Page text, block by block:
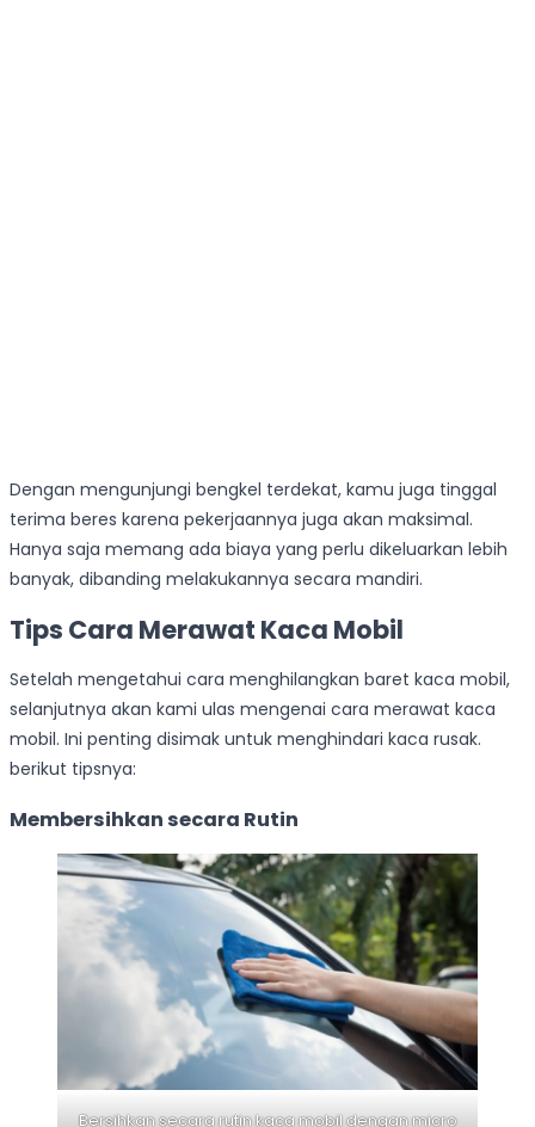
Dengan mengunjungi bengkel terdekat, kamu juga tinggal
terima beres karena pekerjaannya juga akan maksimal.
Hanya saja memang ada biaya yang perlu dikeluarkan lebih
banyak, dibanding melakukannya secara mandiri.
Tips Cara Merawat Kaca Mobil
Setelah mengetahui cara menghilangkan baret kaca mobil,
selanjutnya akan kami ulas mengenai cara merawat kaca
mobil. Ini penting disimak untuk menghindari kaca rusak.
berikut tipsnya:
Membersihkan secara Rutin
Bersihkan secara rutin kaca mobil dengan micro